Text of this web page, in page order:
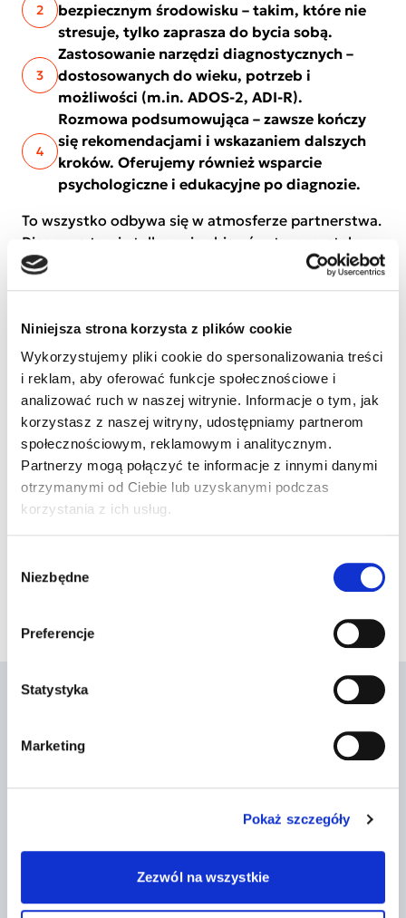
Niniejsza strona korzysta z plików cookie
Wykorzystujemy pliki cookie do spersonalizowania treści
i reklam, aby oferować funkcje społecznościowe i
analizować ruch w naszej witrynie. Informacje o tym, jak
korzystasz z naszej witryny, udostępniamy partnerom
społecznościowym, reklamowym i analitycznym.
Partnerzy mogą połączyć te informacje z innymi danymi
otrzymanymi od Ciebie lub uzyskanymi podczas
korzystania z ich usług.
zgody
Niezbędne
Preferencje
Statystyka
Marketing
Pokaż szczegóły
Zezwól na wszystkie
2
bezpiecznym środowisku – takim, które nie
stresuje, tylko zaprasza do bycia sobą.
3
Zastosowanie narzędzi diagnostycznych –
dostosowanych do wieku, potrzeb i
możliwości (m.in. ADOS-2, ADI-R).
4
Rozmowa podsumowująca – zawsze kończy
się rekomendacjami i wskazaniem dalszych
kroków. Oferujemy również wsparcie
psychologiczne i edukacyjne po diagnozie.
To wszystko odbywa się w atmosferze partnerstwa.
Diagnoza to nie tylko opis objawów, to początek
wspólnej drogi: Twojej, dziecka i zespołu
specjalistów.
Autyzm to nie wyrok – to
inny sposób odczuwania
świata
Dzieci w spektrum autyzmu często komunikują się
inaczej, intensywniej odbierają bodźce, patrzą na
świat z wyjątkowej perspektywy. Zrozumienie
autyzmu może być początkiem relacji opartej na
jak i dla jego najbliższych.
Podobne wpisy